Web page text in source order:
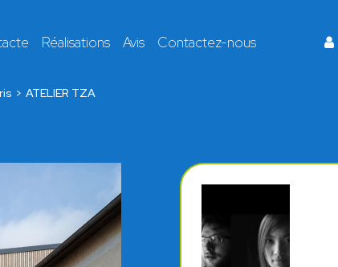
Réalisations Avis Contactez-nous
ATELIER TZA